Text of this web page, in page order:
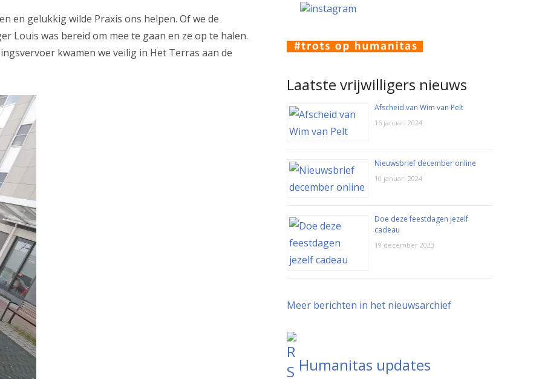
en gelukkig wilde Praxis ons helpen. Of we de
Louis was bereid om mee te gaan en ze op te halen.
kwamen we veilig in Het Terras aan de
Laatste vrijwilligers nieuws
Afscheid van Wim van Pelt
16 januari 2024
Nieuwsbrief december online
10 januari 2024
Doe deze feestdagen jezelf
cadeau
19 december 2023
Meer berichten in het nieuwsarchief
Humanitas updates